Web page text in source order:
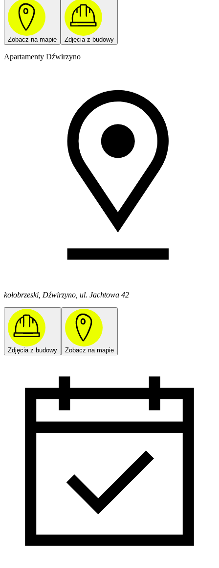
Zobacz na mapie Zdjęcia z budowy
Apartamenty Dźwirzyno
kołobrzeski, Dźwirzyno, ul. Jachtowa 42
Zdjęcia z budowy Zobacz na mapie